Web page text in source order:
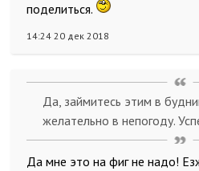
поделиться.
14:24 20 дек 2018
Да, займитесь этим в
желательно в непогоду.
Да мне это на фиг не надо!